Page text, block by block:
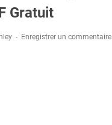
Gratuit
Enregistrer un commentaire